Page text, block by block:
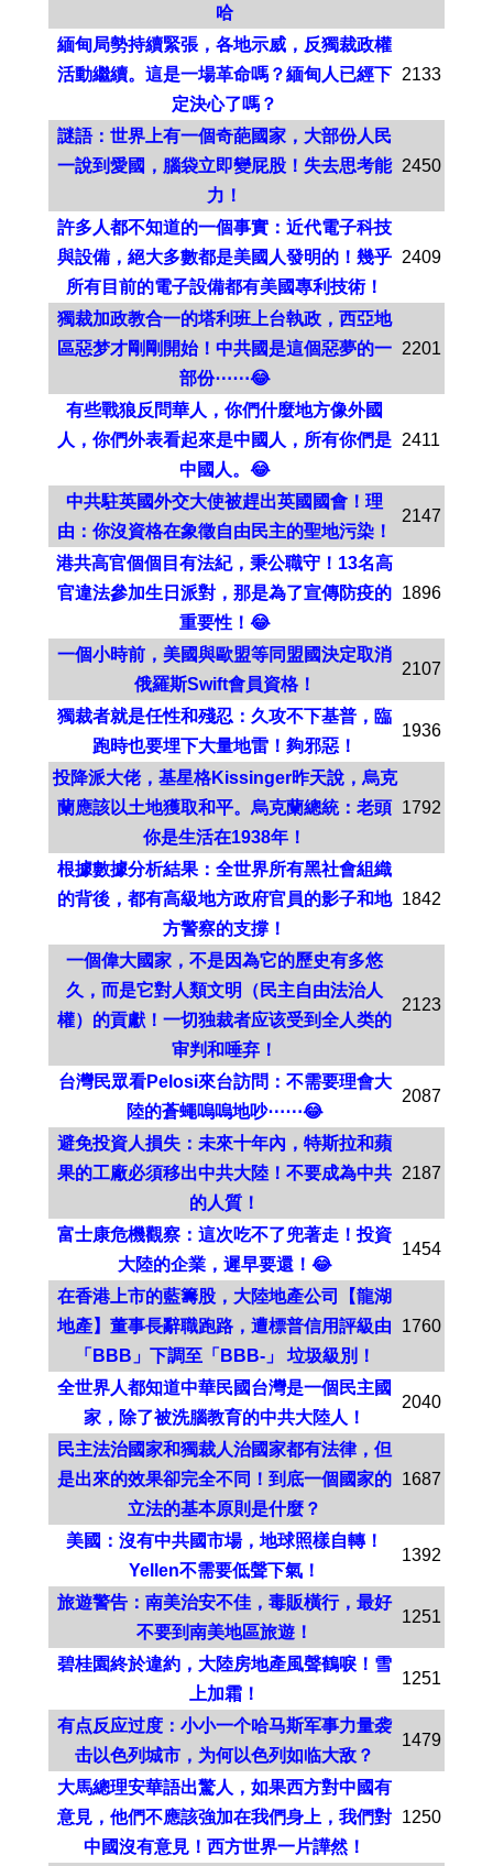
哈
緬甸局勢持續緊張，各地示威，反獨裁政權
活動繼續。這是一場革命嗎？緬甸人已經下
定決心了嗎？
2133
謎語：世界上有一個奇葩國家，大部份人民
一說到愛國，腦袋立即變屁股！失去思考能
力！
2450
許多人都不知道的一個事實：近代電子科技
與設備，絕大多數都是美國人發明的！幾乎
所有目前的電子設備都有美國專利技術！
2409
獨裁加政教合一的塔利班上台執政，西亞地
區惡梦才剛剛開始！中共國是這個惡夢的一
部份⋯⋯😂
2201
有些戰狼反問華人，你們什麼地方像外國
人，你們外表看起來是中國人，所有你們是
中國人。😂
2411
中共駐英國外交大使被趕出英國國會！理
由：你沒資格在象徵自由民主的聖地污染！
2147
港共高官個個目有法紀，秉公職守！13名高
官違法參加生日派對，那是為了宣傳防疫的
重要性！😂
1896
一個小時前，美國與歐盟等同盟國決定取消
俄羅斯Swift會員資格！
2107
獨裁者就是任性和殘忍：久攻不下基普，臨
跑時也要埋下大量地雷！夠邪惡！
1936
投降派大佬，基星格Kissinger昨天說，烏克
蘭應該以土地獲取和平。烏克蘭總統：老頭
你是生活在1938年！
1792
根據數據分析結果：全世界所有黑社會組織
的背後，都有高級地方政府官員的影子和地
方警察的支撐！
1842
一個偉大國家，不是因為它的歷史有多悠
久，而是它對人類文明（民主自由法治人
權）的貢獻！一切独裁者应该受到全人类的
审判和唾弃！
2123
台灣民眾看Pelosi來台訪問：不需要理會大
陸的蒼蠅嗚嗚地吵⋯⋯😂
2087
避免投資人損失：未來十年內，特斯拉和蘋
果的工廠必須移出中共大陸！不要成為中共
的人質！
2187
富士康危機觀察：這次吃不了兜著走！投資
大陸的企業，遲早要還！😂
1454
在香港上市的藍籌股，大陸地產公司【龍湖
地產】董事長辭職跑路，遭標普信用評級由
「BBB」下調至「BBB-」 垃圾級別！
1760
全世界人都知道中華民國台灣是一個民主國
家，除了被洗腦教育的中共大陸人！
2040
民主法治國家和獨裁人治國家都有法律，但
是出來的效果卻完全不同！到底一個國家的
立法的基本原則是什麼？
1687
美國：沒有中共國市場，地球照樣自轉！
Yellen不需要低聲下氣！
1392
旅遊警告：南美治安不佳，毒販橫行，最好
不要到南美地區旅遊！
1251
碧桂園終於違約，大陸房地產風聲鶴唳！雪
上加霜！
1251
有点反应过度：小小一个哈马斯军事力量袭
击以色列城市，为何以色列如临大敌？
1479
大馬總理安華語出驚人，如果西方對中國有
意見，他們不應該強加在我們身上，我們對
中國沒有意見！西方世界一片譁然！
1250